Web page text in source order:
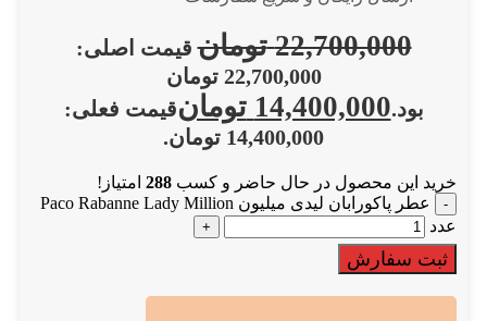
22,700,000 تومان قیمت اصلی:
22,700,000 تومان
بود.14,400,000 تومانقیمت فعلی:
14,400,000 تومان.
خرید این محصول در حال حاضر و کسب 288 امتیاز!
عطر پاکورابان لیدی میلیون Paco Rabanne Lady Million
عدد
ثبت سفارش